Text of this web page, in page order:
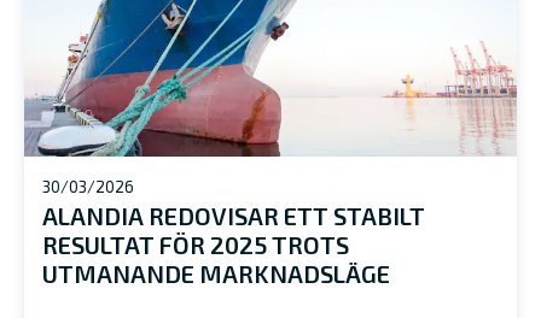
30/03/2026
ALANDIA REDOVISAR ETT STABILT
RESULTAT FÖR 2025 TROTS
UTMANANDE MARKNADSLÄGE